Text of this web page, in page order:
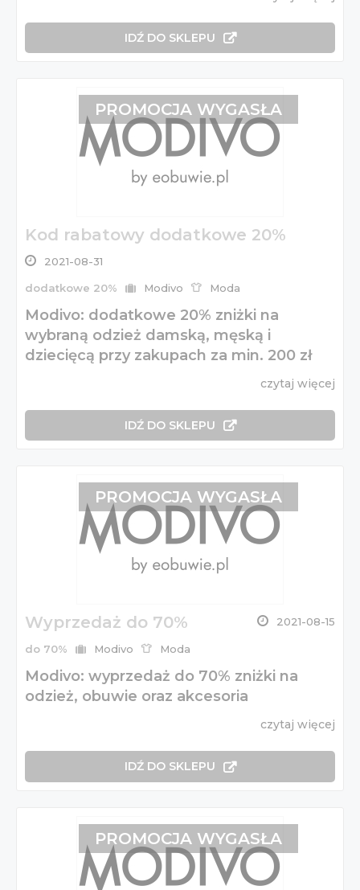
IDŹ DO SKLEPU
Kod rabatowy dodatkowe 20%
2021-08-31
dodatkowe 20% Modivo Moda
Modivo: dodatkowe 20% zniżki na
wybraną odzież damską, męską i
dziecięcą przy zakupach za min. 200 zł
czytaj więcej
IDŹ DO SKLEPU
PROMOCJA WYGASŁA
Wyprzedaż do 70% 2021-08-15
do 70% Modivo Moda
Modivo: wyprzedaż do 70% zniżki na
odzież, obuwie oraz akcesoria
czytaj więcej
IDŹ DO SKLEPU
PROMOCJA WYGASŁA
PROMOCJA WYGASŁA